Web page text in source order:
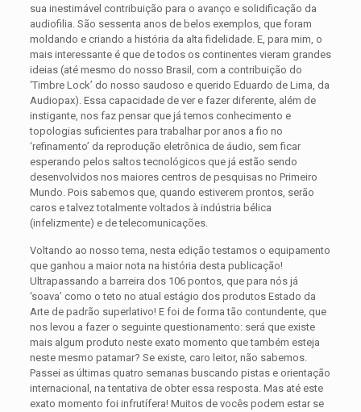
sua inestimável contribuição para o avanço e solidificação da
audiofilia. São sessenta anos de belos exemplos, que foram
moldando e criando a história da alta fidelidade. E, para mim, o
mais interessante é que de todos os continentes vieram grandes
ideias (até mesmo do nosso Brasil, com a contribuição do
‘Timbre Lock’ do nosso saudoso e querido Eduardo de Lima, da
Audiopax). Essa capacidade de ver e fazer diferente, além de
instigante, nos faz pensar que já temos conhecimento e
topologias suficientes para trabalhar por anos a fio no
‘refinamento’ da reprodução eletrônica de áudio, sem ficar
esperando pelos saltos tecnológicos que já estão sendo
desenvolvidos nos maiores centros de pesquisas no Primeiro
Mundo. Pois sabemos que, quando estiverem prontos, serão
caros e talvez totalmente voltados à indústria bélica
(infelizmente) e de telecomunicações.
Voltando ao nosso tema, nesta edição testamos o equipamento
que ganhou a maior nota na história desta publicação!
Ultrapassando a barreira dos 106 pontos, que para nós já
‘soava’ como o teto no atual estágio dos produtos Estado da
Arte de padrão superlativo! E foi de forma tão contundente, que
nos levou a fazer o seguinte questionamento: será que existe
mais algum produto neste exato momento que também esteja
neste mesmo patamar? Se existe, caro leitor, não sabemos.
Passei as últimas quatro semanas buscando pistas e orientação
internacional, na tentativa de obter essa resposta. Mas até este
exato momento foi infrutífera! Muitos de vocês podem estar se